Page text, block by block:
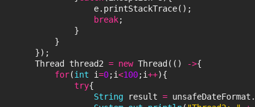
e.printStackTrace();
break;
}
}
});
Thread thread2 = new Thread(() ->{
for(int i=0;i<100;i++){
try{
String result = unsafeDateFormat.